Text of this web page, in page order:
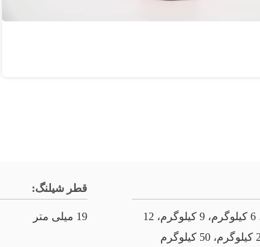
2.5 کیلوگرم، 5 کیلوگرم، 6 کیلوگرم، 9 کیلوگرم، 12
قطر شیلنگ:
19 میلی متر